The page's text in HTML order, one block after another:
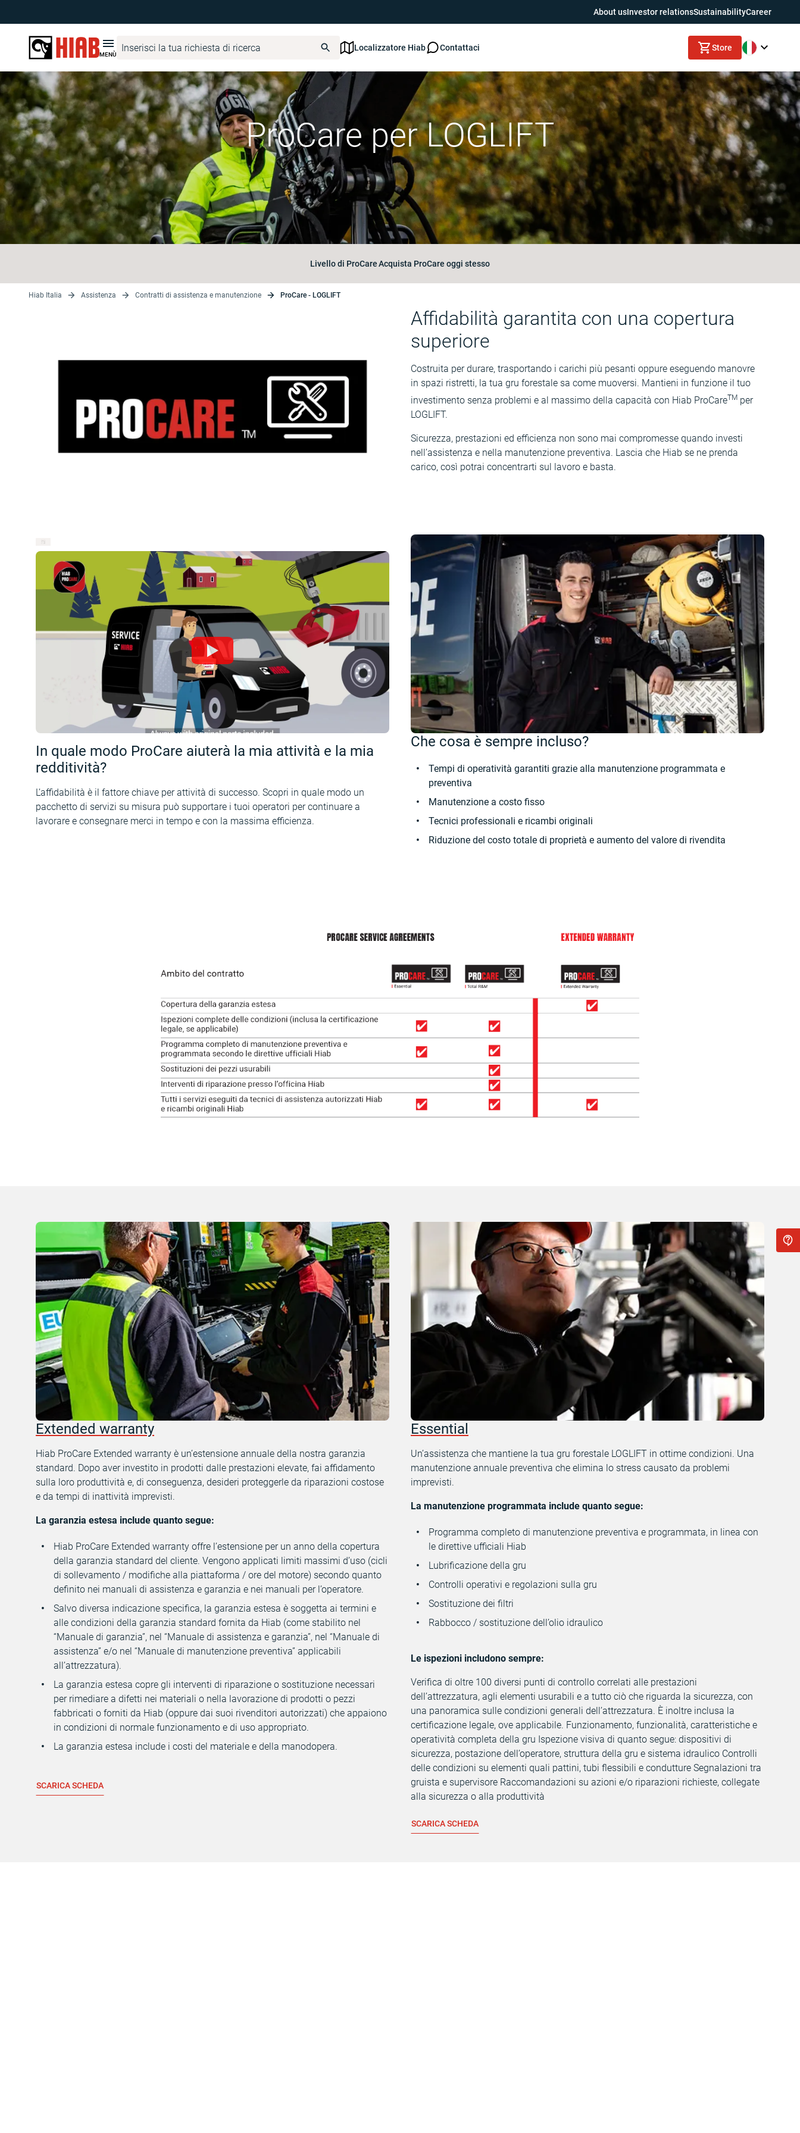
About usInvestor relationsSustainabilityCareer
MENÙ
Localizzatore Hiab Contattaci Store
ProCare per LOGLIFT
Livello di ProCareAcquista ProCare oggi stesso
Hiab Italia Assistenza Contratti di assistenza e manutenzione ProCare - LOGLIFT
Affidabilità garantita con una copertura
superiore
Costruita per durare, trasportando i carichi più pesanti oppure eseguendo manovre
in spazi ristretti, la tua gru forestale sa come muoversi. Mantieni in funzione il tuo
investimento senza problemi e al massimo della capacità con Hiab ProCareTM per
LOGLIFT.
Sicurezza, prestazioni ed efficienza non sono mai compromesse quando investi
nell’assistenza e nella manutenzione preventiva. Lascia che Hiab se ne prenda
carico, così potrai concentrarti sul lavoro e basta.
In quale modo ProCare aiuterà la mia attività e la mia
redditività?
L’affidabilità è il fattore chiave per attività di successo. Scopri in quale modo un
pacchetto di servizi su misura può supportare i tuoi operatori per continuare a
lavorare e consegnare merci in tempo e con la massima efficienza.
Che cosa è sempre incluso?
Tempi di operatività garantiti grazie alla manutenzione programmata e
preventiva
Manutenzione a costo fisso
Tecnici professionali e ricambi originali
Riduzione del costo totale di proprietà e aumento del valore di rivendita
Extended warranty
Hiab ProCare Extended warranty è un’estensione annuale della nostra garanzia
standard. Dopo aver investito in prodotti dalle prestazioni elevate, fai affidamento
sulla loro produttività e, di conseguenza, desideri proteggerle da riparazioni costose
e da tempi di inattività imprevisti.
La garanzia estesa include quanto segue:
Hiab ProCare Extended warranty offre l’estensione per un anno della copertura
della garanzia standard del cliente. Vengono applicati limiti massimi d’uso (cicli
di sollevamento / modifiche alla piattaforma / ore del motore) secondo quanto
definito nei manuali di assistenza e garanzia e nei manuali per l’operatore.
Salvo diversa indicazione specifica, la garanzia estesa è soggetta ai termini e
alle condizioni della garanzia standard fornita da Hiab (come stabilito nel
“Manuale di garanzia”, nel “Manuale di assistenza e garanzia”, nel “Manuale di
assistenza” e/o nel “Manuale di manutenzione preventiva” applicabili
all’attrezzatura).
La garanzia estesa copre gli interventi di riparazione o sostituzione necessari
per rimediare a difetti nei materiali o nella lavorazione di prodotti o pezzi
fabbricati o forniti da Hiab (oppure dai suoi rivenditori autorizzati) che appaiono
in condizioni di normale funzionamento e di uso appropriato.
La garanzia estesa include i costi del materiale e della manodopera.
SCARICA SCHEDA
Essential
Un’assistenza che mantiene la tua gru forestale LOGLIFT in ottime condizioni. Una
manutenzione annuale preventiva che elimina lo stress causato da problemi
imprevisti.
La manutenzione programmata include quanto segue:
Programma completo di manutenzione preventiva e programmata, in linea con
le direttive ufficiali Hiab
Lubrificazione della gru
Controlli operativi e regolazioni sulla gru
Sostituzione dei filtri
Rabbocco / sostituzione dell’olio idraulico
Le ispezioni includono sempre:
Verifica di oltre 100 diversi punti di controllo correlati alle prestazioni
dell’attrezzatura, agli elementi usurabili e a tutto ciò che riguarda la sicurezza, con
una panoramica sulle condizioni generali dell’attrezzatura. È inoltre inclusa la
certificazione legale, ove applicabile. Funzionamento, funzionalità, caratteristiche e
operatività completa della gru Ispezione visiva di quanto segue: dispositivi di
sicurezza, postazione dell’operatore, struttura della gru e sistema idraulico Controlli
delle condizioni su elementi quali pattini, tubi flessibili e condutture Segnalazioni tra
gruista e supervisore Raccomandazioni su azioni e/o riparazioni richieste, collegate
alla sicurezza o alla produttività
SCARICA SCHEDA